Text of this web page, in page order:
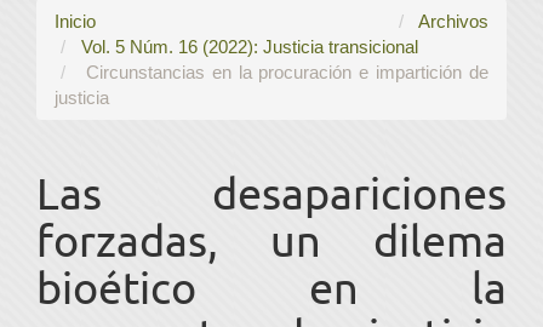
Inicio
Archivos
Vol. 5 Núm. 16 (2022): Justicia transicional
Circunstancias en la procuración e impartición de
justicia
Las desapariciones
forzadas, un dilema
bioético en la